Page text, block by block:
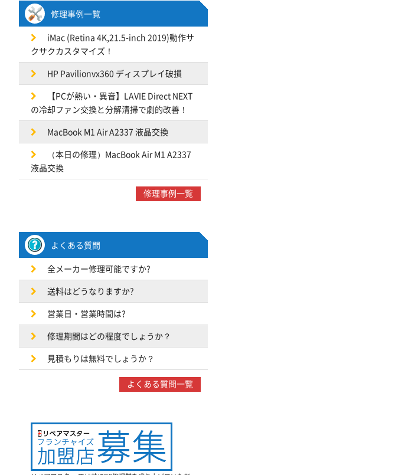
修理事例一覧
iMac (Retina 4K,21.5-inch 2019)動作サ
クサクカスタマイズ！
HP Pavilionvx360 ディスプレイ破損
【PCが熱い・異音】LAVIE Direct NEXT
の冷却ファン交換と分解清掃で劇的改善！
MacBook M1 Air A2337 液晶交換
（本日の修理）MacBook Air M1 A2337
液晶交換
修理事例一覧
よくある質問
全メーカー修理可能ですか?
送料はどうなりますか?
営業日・営業時間は?
修理期間はどの程度でしょうか？
見積もりは無料でしょうか？
よくある質問一覧